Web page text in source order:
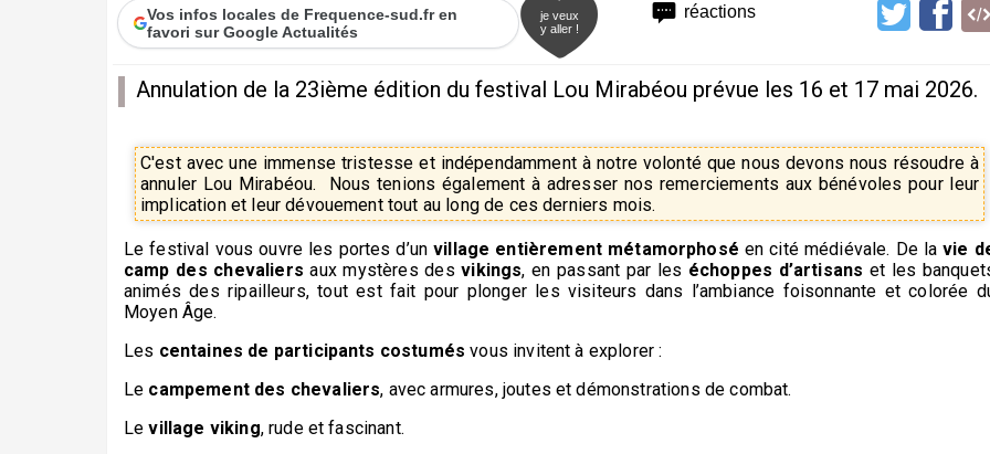
réactions
Vos infos locales de Frequence-sud.fr en
favori sur Google Actualités
je veux
y aller !
Annulation de la 23ième édition du festival Lou Mirabéou prévue les 16 et 17 mai 2026.
C'est avec une immense tristesse et indépendamment à notre volonté que nous devons nous résoudre à
annuler Lou Mirabéou. Nous tenions également à adresser nos remerciements aux bénévoles pour leur
implication et leur dévouement tout au long de ces derniers mois.
Le festival vous ouvre les portes d’unvillage entièrement métamorphosé en cité médiévale. De lavie
camp des chevaliers aux mystères desvikings, en passant par les échoppes d’artisans et les
animés des ripailleurs, tout est fait pour plonger les visiteurs dans l’ambiance foisonnante et colorée
Moyen Âge.
Les centaines de participants costumés vous invitent à explorer :
Le campement des chevaliers, avec armures, joutes et démonstrations de combat.
Levillage viking, rude et fascinant.